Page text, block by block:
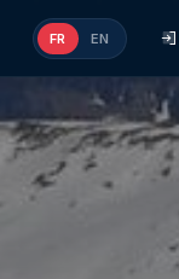
FR EN